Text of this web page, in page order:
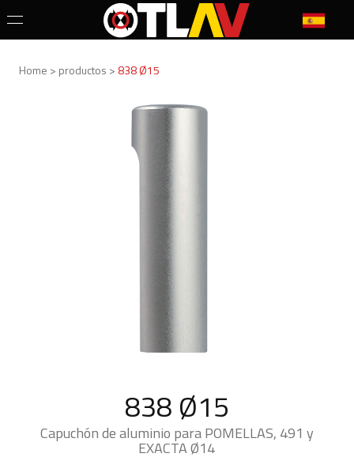
Home > productos > 838 Ø15
838 Ø15
Capuchón de aluminio para POMELLAS, 491 y
EXACTA Ø14